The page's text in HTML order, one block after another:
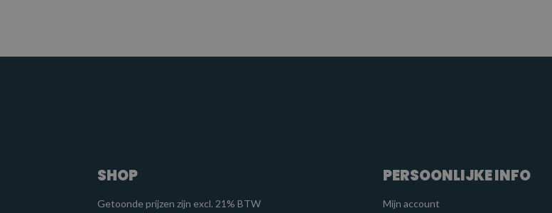
SHOP
Getoonde prijzen zijn excl. 21% BTW
PERSOONLIJKE INFO
Mijn account